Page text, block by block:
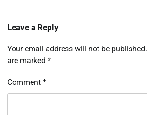
Leave a Reply
Your email address will not be published.
are marked *
Comment *